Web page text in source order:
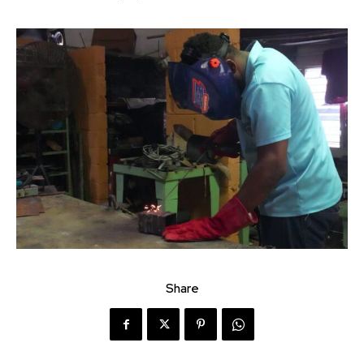
Share